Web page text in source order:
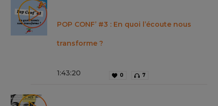
POP CONF’ #3 : En quoi l’écoute nous
transforme ?
1:43:20 0 7